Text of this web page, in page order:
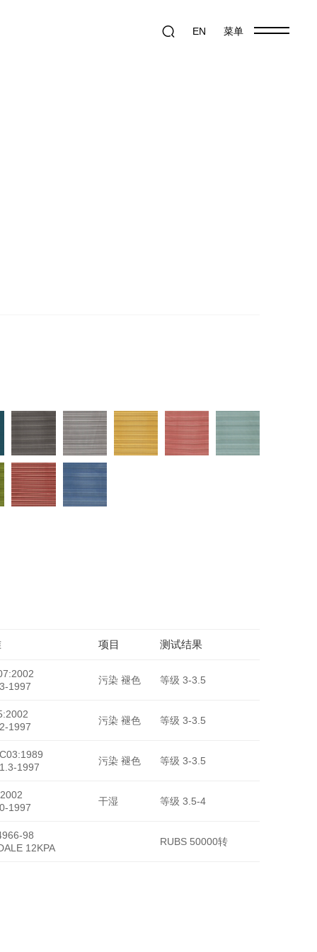
EN 菜单
项目 测试结果
1997
污染 褪色 等级 3-3.5
1997
污染 褪色 等级 3-3.5
1997
污染 褪色 等级 3-3.5
1997
干湿 等级 3.5-4
98
12KPA
RUBS 50000转